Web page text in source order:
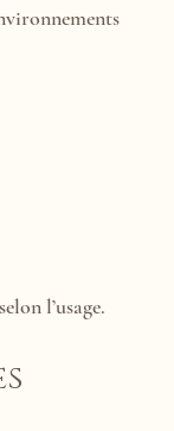
l’usage.